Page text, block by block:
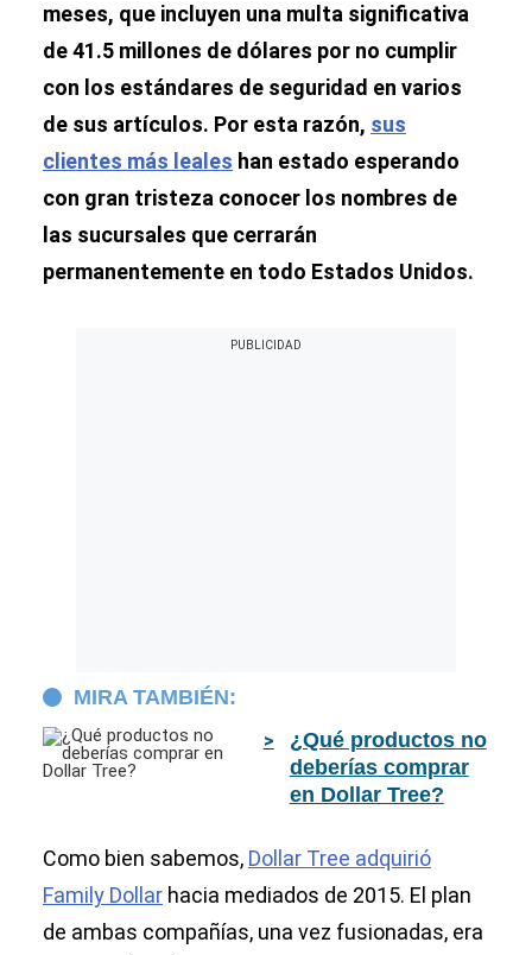
meses, que incluyen una multa significativa
de 41.5 millones de dólares por no cumplir
con los estándares de seguridad en varios
de sus artículos. Por esta razón, sus
clientes más leales han estado esperando
con gran tristeza conocer los nombres de
las sucursales que cerrarán
permanentemente en todo Estados Unidos.
MIRA TAMBIÉN:
¿Qué productos no
deberías comprar
en Dollar Tree?
Como bien sabemos, Dollar Tree adquirió
Family Dollar hacia mediados de 2015. El plan
de ambas compañías, una vez fusionadas, era